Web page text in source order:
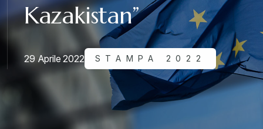
Kazakistan”
29 Aprile 2022 STAMPA 2022